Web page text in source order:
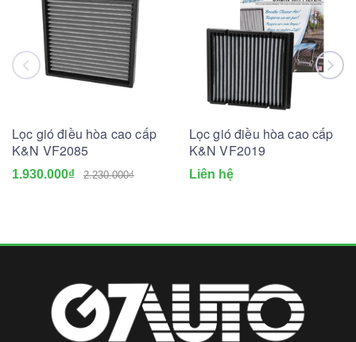
Lọc gió điều hòa cao cấp
K&N VF2085
1.930.000₫ 2.230.000₫
Lọc gió điều hòa cao cấp
K&N VF2019
Liên hệ